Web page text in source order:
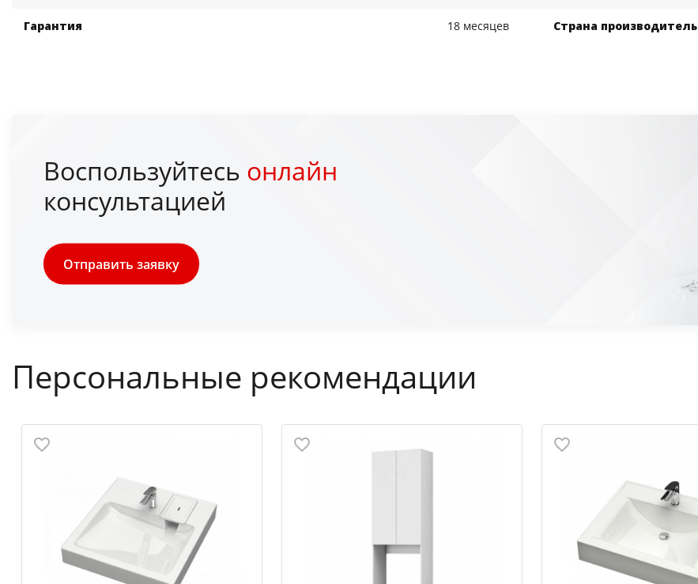
Гарантия 18 месяцев Страна производитель
Воспользуйтесь онлайн
консультацией
Отправить заявку
Персональные рекомендации